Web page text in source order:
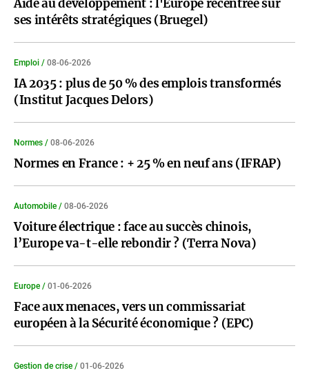
Aide au développement : l'Europe recentrée sur
ses intérêts stratégiques (Bruegel)
Emploi / 08-06-2026
IA 2035 : plus de 50 % des emplois transformés
(Institut Jacques Delors)
Normes / 08-06-2026
Normes en France : + 25 % en neuf ans (IFRAP)
Automobile / 08-06-2026
Voiture électrique : face au succès chinois,
l’Europe va-t-elle rebondir ? (Terra Nova)
Europe / 01-06-2026
Face aux menaces, vers un commissariat
européen à la Sécurité économique ? (EPC)
Gestion de crise / 01-06-2026